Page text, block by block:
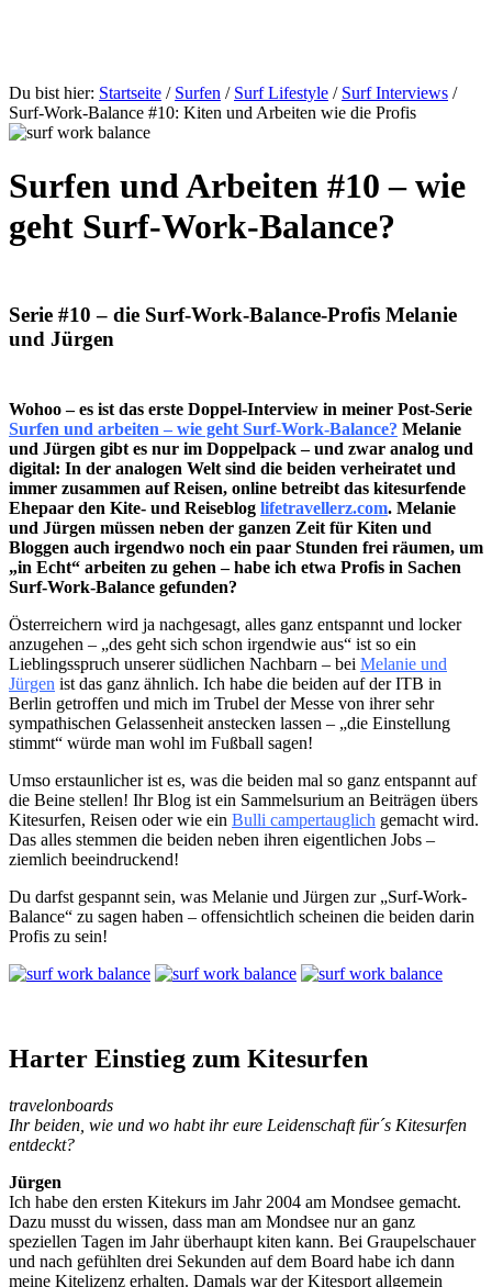
Du bist hier: Startseite / Surfen / Surf Lifestyle / Surf Interviews /
Surf-Work-Balance #10: Kiten und Arbeiten wie die Profis
Surfen und Arbeiten #10 – wie
geht Surf-Work-Balance?
Serie #10 – die Surf-Work-Balance-Profis Melanie
und Jürgen
Wohoo – es ist das erste Doppel-Interview in meiner Post-Serie
Surfen und arbeiten – wie geht Surf-Work-Balance? Melanie
und Jürgen gibt es nur im Doppelpack – und zwar analog und
digital: In der analogen Welt sind die beiden verheiratet und
immer zusammen auf Reisen, online betreibt das kitesurfende
Ehepaar den Kite- und Reiseblog lifetravellerz.com. Melanie
und Jürgen müssen neben der ganzen Zeit für Kiten und
Bloggen auch irgendwo noch ein paar Stunden frei räumen, um
„in Echt“ arbeiten zu gehen – habe ich etwa Profis in Sachen
Surf-Work-Balance gefunden?
Österreichern wird ja nachgesagt, alles ganz entspannt und locker
anzugehen – „des geht sich schon irgendwie aus“ ist so ein
Lieblingsspruch unserer südlichen Nachbarn – bei Melanie und
Jürgen ist das ganz ähnlich. Ich habe die beiden auf der ITB in
Berlin getroffen und mich im Trubel der Messe von ihrer sehr
sympathischen Gelassenheit anstecken lassen – „die Einstellung
stimmt“ würde man wohl im Fußball sagen!
Umso erstaunlicher ist es, was die beiden mal so ganz entspannt auf
die Beine stellen! Ihr Blog ist ein Sammelsurium an Beiträgen übers
Kitesurfen, Reisen oder wie ein Bulli campertauglich gemacht wird.
Das alles stemmen die beiden neben ihren eigentlichen Jobs –
ziemlich beeindruckend!
Du darfst gespannt sein, was Melanie und Jürgen zur „Surf-Work-
Balance“ zu sagen haben – offensichtlich scheinen die beiden darin
Profis zu sein!
Harter Einstieg zum Kitesurfen
travelonboards
Ihr beiden, wie und wo habt ihr eure Leidenschaft für´s Kitesurfen
entdeckt?
Jürgen
Ich habe den ersten Kitekurs im Jahr 2004 am Mondsee gemacht.
Dazu musst du wissen, dass man am Mondsee nur an ganz
speziellen Tagen im Jahr überhaupt kiten kann. Bei Graupelschauer
und nach gefühlten drei Sekunden auf dem Board habe ich dann
meine Kitelizenz erhalten. Damals war der Kitesport allgemein